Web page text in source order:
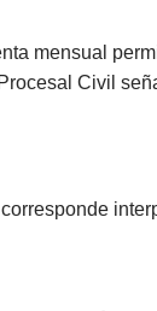
mensual
Civil